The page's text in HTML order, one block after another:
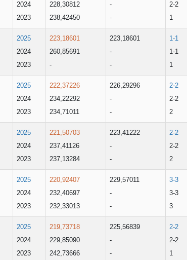
2024
2023
228,30812
238,42450
-
-
2-2
1
2025
2024
2023
223,18601
260,85691
-
223,18601
-
-
1-1
1-1
1
2025
2024
2023
222,37226
234,22292
234,71011
226,29296
-
-
2-2
2-2
2
2025
2024
2023
221,50703
237,41126
237,13284
223,41222
-
-
2-2
2-2
2
2025
2024
2023
220,92407
232,40697
232,33013
229,57011
-
-
3-3
3-3
3
2025
2024
2023
219,73718
229,85090
242,73666
225,56839
-
-
2-2
2-2
1